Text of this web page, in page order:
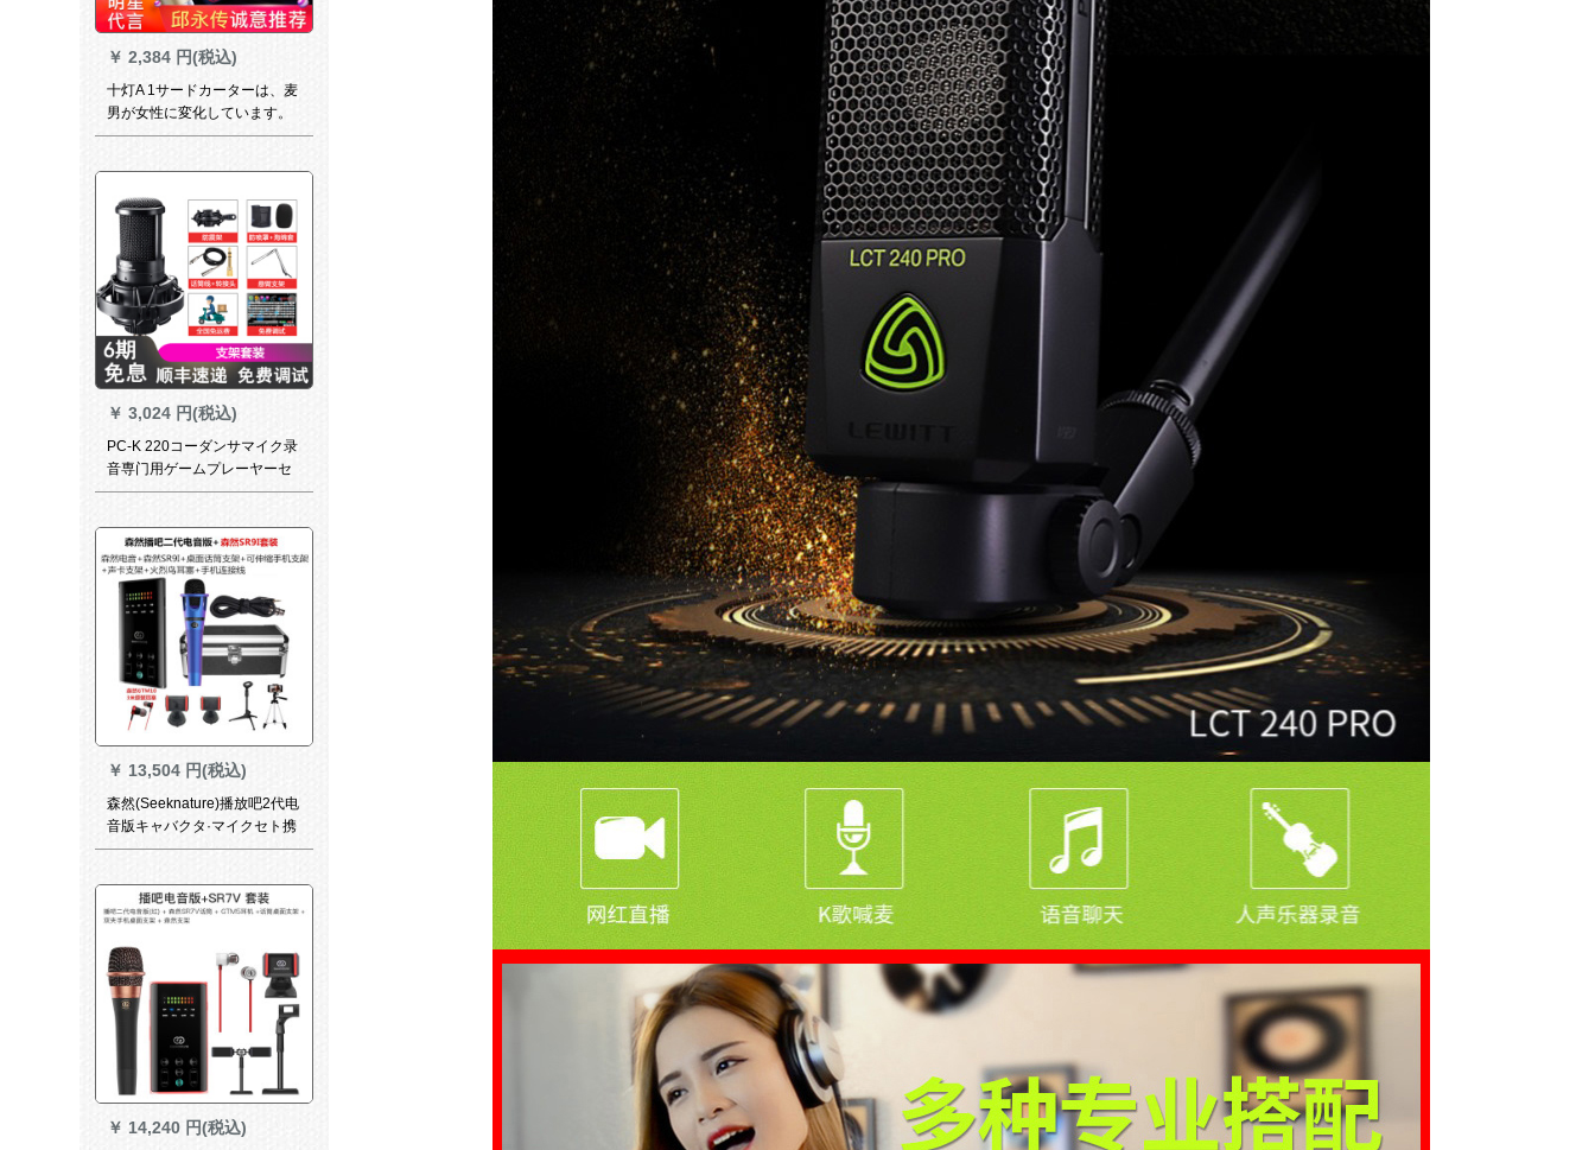
￥ 2,384 円(税込)
十灯A 1サードカーターは、麦
男が女性に変化しています。
鶏を食べるということです。
である。
￥ 3,024 円(税込)
PC-K 220コーダンサマイク录
音専门用ゲームプレーヤーセ
クト携帯テープディオ外置K歌
徳勝サポトトトトラック
￥ 13,504 円(税込)
森然(Seeknature)播放吧2代电
音版キャバクタ·マイクセト携
帯型サウンドカード映写客快
2代电音+森然SR 9 I
￥ 14,240 円(税込)